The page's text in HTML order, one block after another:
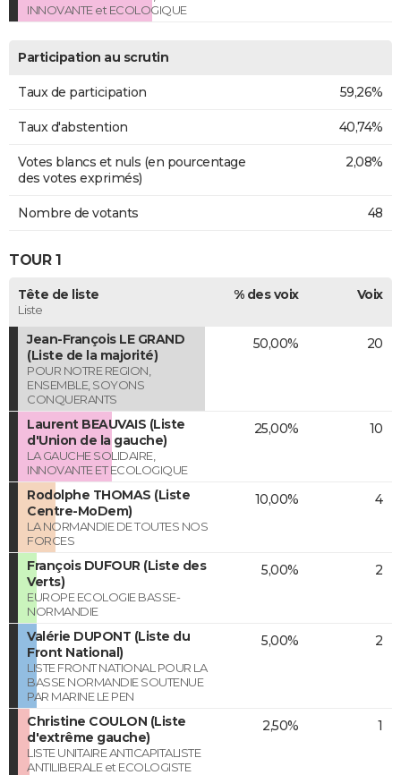
INNOVANTE et ECOLOGIQUE
Participation au scrutin
Taux de participation 59,26%
Taux d'abstention 40,74%
Votes blancs et nuls (en pourcentage
des votes exprimés)
2,08%
Nombre de votants 48
TOUR 1
Tête de liste
Liste
% des voix Voix
Jean-François LE GRAND
(Liste de la majorité)
POUR NOTRE REGION,
ENSEMBLE, SOYONS
CONQUERANTS
50,00% 20
Laurent BEAUVAIS (Liste
d'Union de la gauche)
LA GAUCHE SOLIDAIRE,
INNOVANTE ET ECOLOGIQUE
25,00% 10
Rodolphe THOMAS (Liste
Centre-MoDem)
LA NORMANDIE DE TOUTES NOS
FORCES
10,00% 4
François DUFOUR (Liste des
Verts)
EUROPE ECOLOGIE BASSE-
NORMANDIE
5,00% 2
Valérie DUPONT (Liste du
Front National)
LISTE FRONT NATIONAL POUR LA
BASSE NORMANDIE SOUTENUE
PAR MARINE LE PEN
5,00% 2
Christine COULON (Liste
d'extrême gauche)
LISTE UNITAIRE ANTICAPITALISTE
ANTILIBERALE et ECOLOGISTE
2,50% 1